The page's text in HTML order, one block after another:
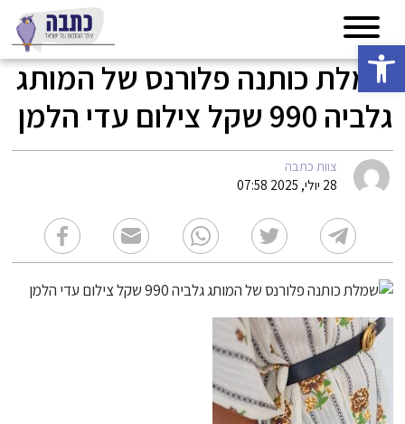
פתח סרגל נגישות
שמלת כותנה פלורנס של המותג
גלביה 990 שקל צילום עדי הלמן
צוות כתבה
28 יולי, 2025 07:58